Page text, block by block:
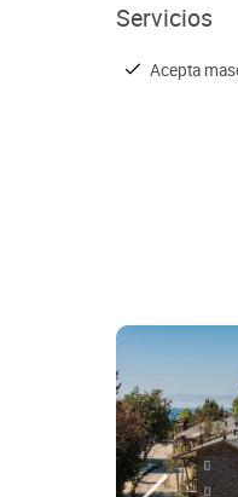
Servicios
Acepta